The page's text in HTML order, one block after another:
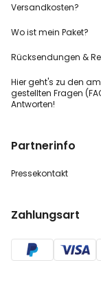
Versandkosten?
Wo ist mein Paket?
Rücksendungen &
Hier geht's zu den
gestellten Fragen
Antworten!
Partnerinfo
Pressekontakt
Zahlungsart